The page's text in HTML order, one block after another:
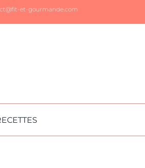
et-gourmande.com